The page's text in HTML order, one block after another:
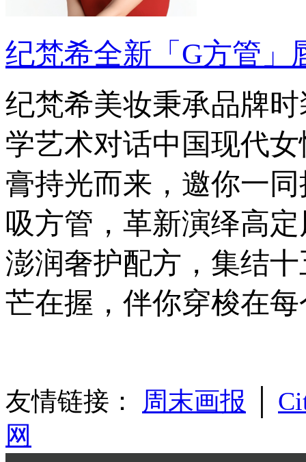
纪梵希全新「G方管」
纪梵希美妆秉承品牌
学艺术对话中国现代
膏持光而来，邀你一
吸方管，革新演绎高
澎润奢护配方，集结
芒在握，伴你穿梭在
友情链接： 周末画报
网